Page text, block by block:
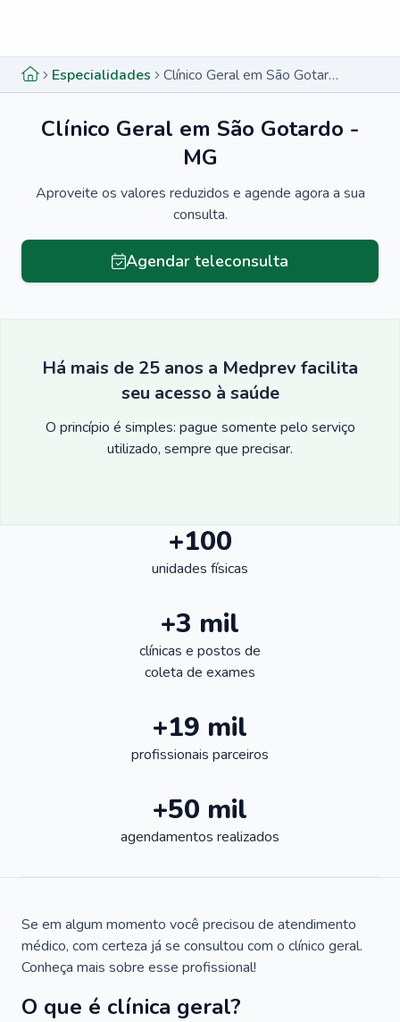
Especialidades Clínico Geral em São Gotardo - MG
Clínico Geral em São Gotardo -
MG
Aproveite os valores reduzidos e agende agora a sua
consulta.
Agendar teleconsulta
Há mais de 25 anos a Medprev facilita
seu acesso à saúde
O princípio é simples: pague somente pelo serviço
utilizado, sempre que precisar.
+100
unidades físicas
+3 mil
clínicas e postos de
coleta de exames
+19 mil
profissionais parceiros
+50 mil
agendamentos realizados
Se em algum momento você precisou de atendimento
médico, com certeza já se consultou com o clínico geral.
Conheça mais sobre esse profissional!
O que é clínica geral?